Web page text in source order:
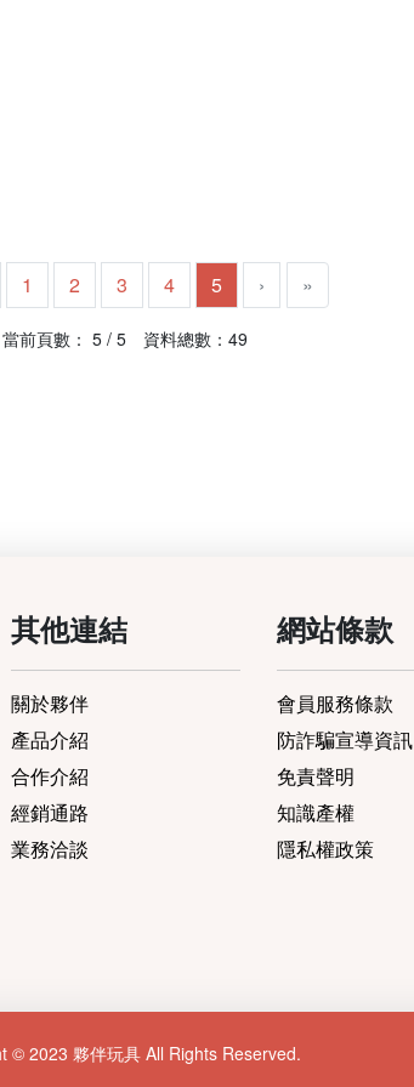
1 2 3 4 5 › »
當前頁數： 5 / 5 資料總數：49
其他連結
關於夥伴
產品介紹
合作介紹
經銷通路
業務洽談
網站條款
會員服務條款
防詐騙宣導資訊
免責聲明
知識產權
隱私權政策
© 2023 夥伴玩具 All Rights Reserved.